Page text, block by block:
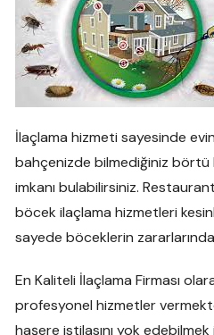
İlaçlama hizmeti sayesinde
bahçenizde bilmediğiniz
imkanı bulabilirsiniz.
böcek ilaçlama hizmetleri
sayede böceklerin
En Kaliteli İlaçlama Firması
profesyonel hizmetler
haşere istilasını yok